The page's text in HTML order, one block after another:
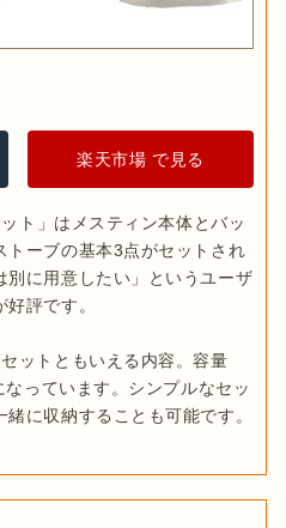
楽天市場 で見る
ト」はメスティン本体とバッ
トーブの基本3点がセットされ
別に用意したい」というユーザ
評です。
ットともいえる内容。容量
っています。シンプルなセッ